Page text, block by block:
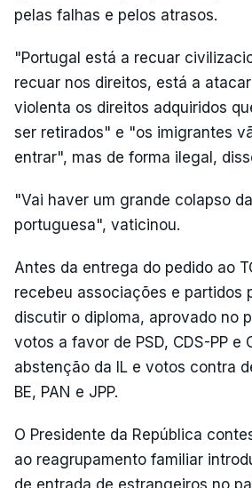
pelas falhas e pelos atrasos.
"Portugal está a recuar
recuar nos direitos, está a
violenta os direitos adquiridos
ser retirados" e "os imigrantes
entrar", mas de forma ilegal,
"Vai haver um grande colapso
portuguesa", vaticinou.
Antes da entrega do pedido ao
recebeu associações e partidos
discutir o diploma, aprovado no
votos a favor de PSD, CDS-PP e
abstenção da IL e votos contra
BE, PAN e JPP.
O Presidente da República
ao reagrupamento familiar
de entrada de estrangeiros no